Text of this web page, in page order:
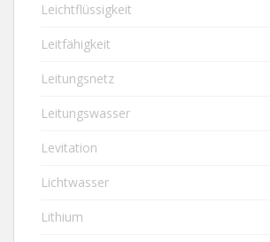
Leichtflüssigkeit
Leitfähigkeit
Leitungsnetz
Leitungswasser
Levitation
Lichtwasser
Lithium